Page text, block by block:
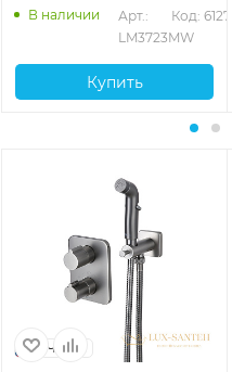
матовый
В наличии
Арт.:
LM3723MW
Код: 61275
Купить
Чехия